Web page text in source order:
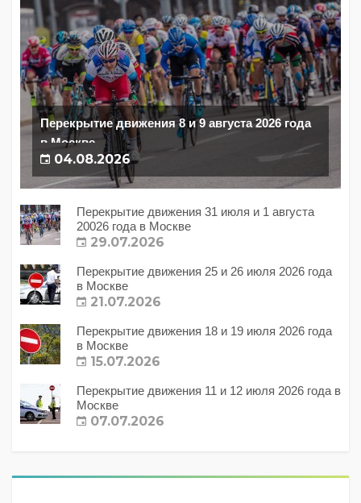
Перекрытие движения 8 и 9 августа 2026 года
в Москве
04.08.2026
Перекрытие движения 31 июля и 1 августа
20026 года в Москве
29.07.2026
Перекрытие движения 25 и 26 июля 2026 года
в Москве
21.07.2026
Перекрытие движения 18 и 19 июля 2026 года
в Москве
15.07.2026
Перекрытие движения 11 и 12 июля 2026 года в
Москве
07.07.2026